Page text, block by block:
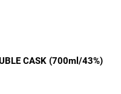
CASK (700ml/43%)